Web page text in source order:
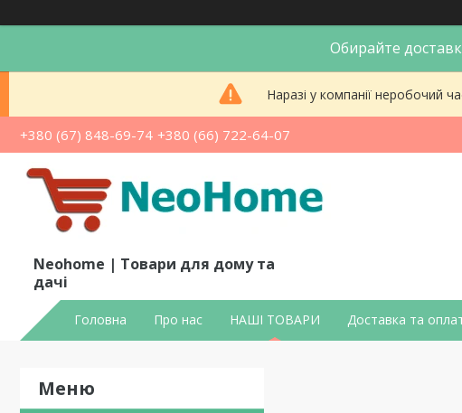
Обирайте
Наразі у компанії неробочий
+380 (67) 848-69-74 +380 (66) 722-64-07
Neohome | Товари для дому та
дачі
Головна Про нас НАШІ ТОВАРИ Доставка та